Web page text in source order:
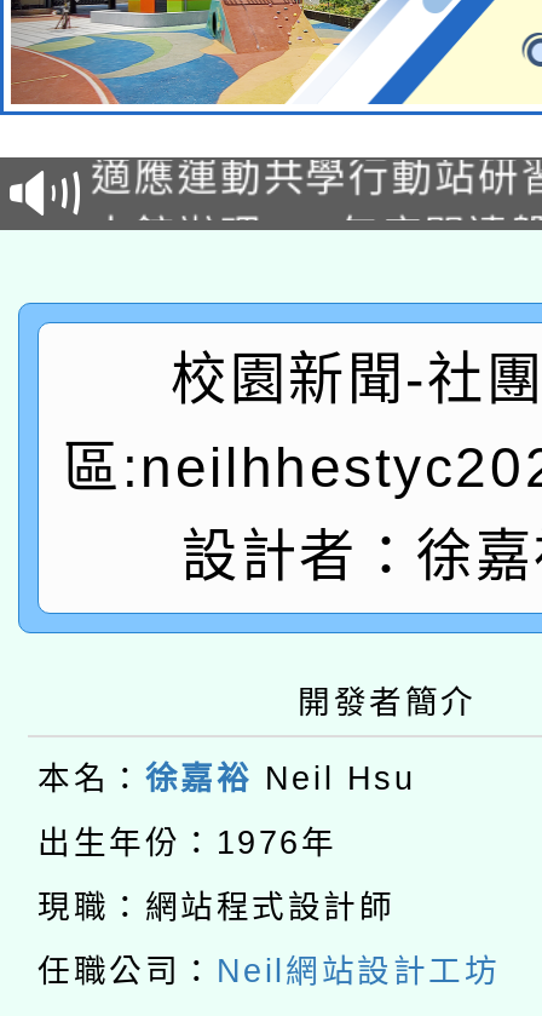
本校115學年度第2次
招甄選結果公告(無人
招)
適應運動共學行動站研
本館辦理115年度閱讀
礎課程
A3數位素養講師名單
「數位內容與教學軟
pilot」
有關大陸委員會函釋公
薪期間赴陸應申請許可
轉知經濟部水利署委託
業技術研究院辦理「
動」
115年8月22日(星期六
開 智慧啟航」
2026年桃園地景藝術
本校115學年度第2次
招甄選結果公告(無人
招)
適應運動共學行動站研
本館辦理115年度閱讀
暨閱讀推動專業研習
科技賦能─人工智慧
礎課程
A3數位素養講師名單
校園新聞-社
區
設計者：徐
開發者簡介
本名： 徐嘉裕 Neil Hsu
出生年份：1976年
現職：網站程式設計師
任職公司： Neil網站設計工坊